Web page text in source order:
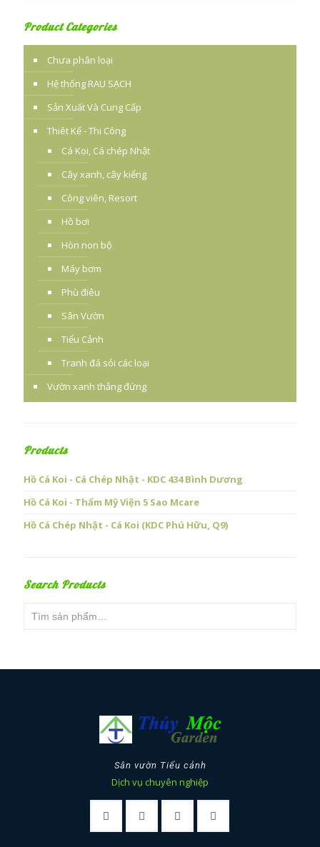
Product Categories
Chưa phân loại
Hệ thống RAU SẠCH
Sản Xuất Và Cung Cấp
Thiêt Kế - Thi Công
Cá Koi, Cá chép Nhật
Cây xanh, cây kiểng
Công viên, Resort
Hồ bơi
Hòn non bộ
Máy bơm
Phù điêu
Sân Vườn
Tiểu Cảnh
Tranh đá sỏi các loại
Vườn xanh thẳng đứng
Products
Hồ Cá Koi - Cá Chép Nhật - KDC 434 Bình Dương
Hồ Cá Koi - Thẩm Mỹ Viện 5 Sao Mcare
Hồ Cá Chép Nhật - Cá Koi (KDC Phú Hữu, Q9)
Search Products
Sân vườn Tiểu cảnh
Dịch vụ chuyên nghiệp